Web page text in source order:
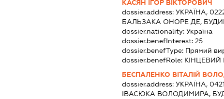
КАСЯН ІГОР ВІКТОРОВИЧ
dossier.address: УКРАЇНА,
БАЛЬЗАКА ОНОРЕ ДЕ,
dossier.nationality: Україна
dossier.benefInterest: 25
dossier.benefType: Прямий
dossier.benefRole: КІНЦЕВИЙ
БЕСПАЛЕНКО ВІТАЛІЙ
dossier.address: УКРАЇНА,
ІВАСЮКА ВОЛОДИМИРА,